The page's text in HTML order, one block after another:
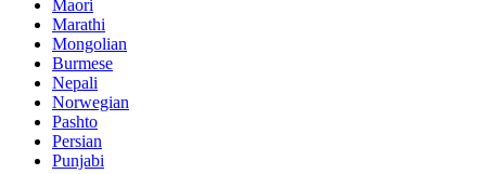
Maori
Marathi
Mongolian
Burmese
Nepali
Norwegian
Pashto
Persian
Punjabi